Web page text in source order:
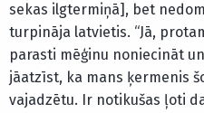
sekas ilgtermiņā], bet
turpināja latvietis. “Jā,
parasti mēģinu noniecināt
jāatzīst, ka mans ķermenis
vajadzētu. Ir notikušas ļoti